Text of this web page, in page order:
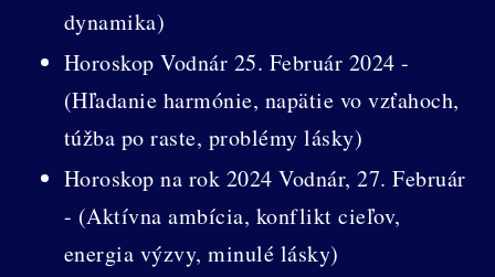
dynamika)
Horoskop Vodnár 25. Február 2024 -
(Hľadanie harmónie, napätie vo vzťahoch,
túžba po raste, problémy lásky)
Horoskop na rok 2024 Vodnár, 27. Február
- (Aktívna ambícia, konflikt cieľov,
energia výzvy, minulé lásky)